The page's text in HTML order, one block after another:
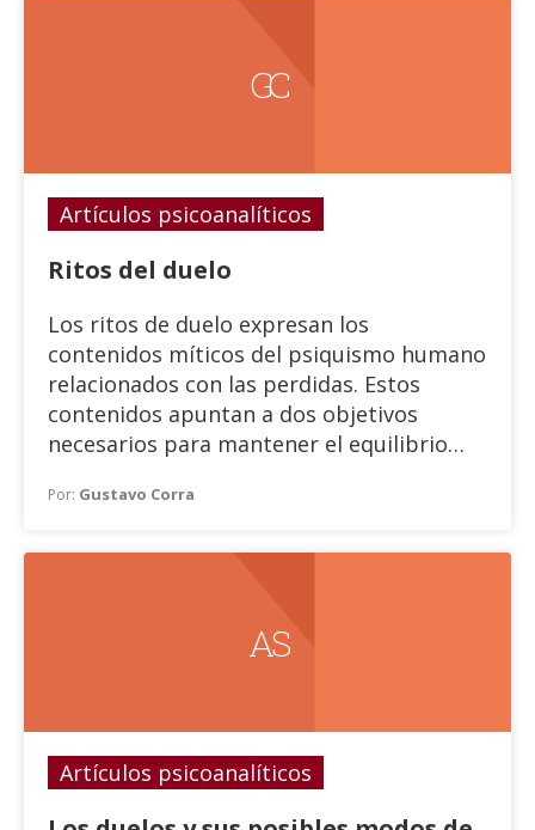
GC
Artículos psicoanalíticos
Ritos del duelo
Los ritos de duelo expresan los
contenidos míticos del psiquismo humano
relacionados con las perdidas. Estos
contenidos apuntan a dos objetivos
necesarios para mantener el equilibrio
Por: Gustavo Corra
A S
Artículos psicoanalíticos